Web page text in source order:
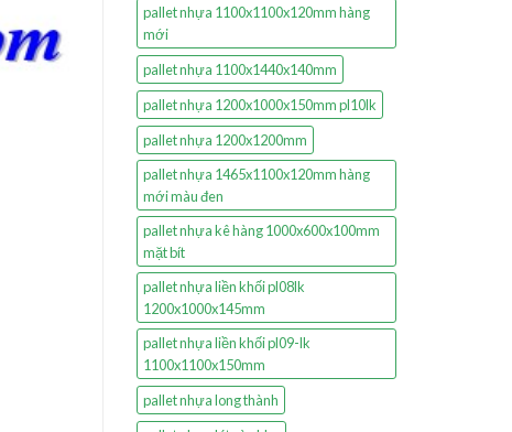
pallet nhựa 1100x1100x120mm hàng
mới
pallet nhựa 1100x1440x140mm
pallet nhựa 1200x1000x150mm pl10lk
pallet nhựa 1200x1200mm
pallet nhựa 1465x1100x120mm hàng
mới màu đen
pallet nhựa kê hàng 1000x600x100mm
mặt bít
pallet nhựa liền khối pl08lk
1200x1000x145mm
pallet nhựa liền khối pl09-lk
1100x1100x150mm
pallet nhựa long thành